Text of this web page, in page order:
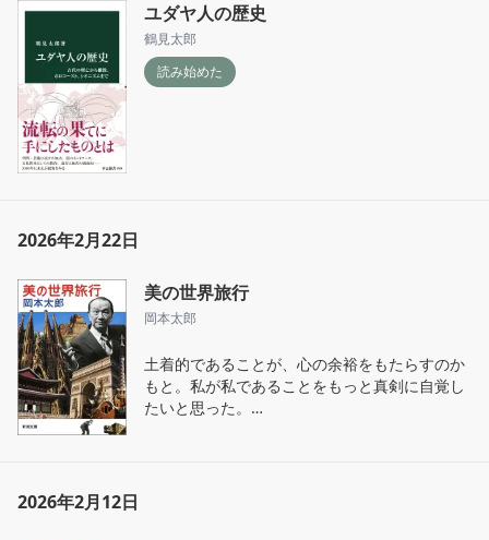
ユダヤ人の歴史
鶴見太郎
読み始めた
2026年2月22日
美の世界旅行
岡本太郎
土着的であることが、心の余裕をもたらすのか
もと。私が私であることをもっと真剣に自覚し
たいと思った。
2026年2月12日